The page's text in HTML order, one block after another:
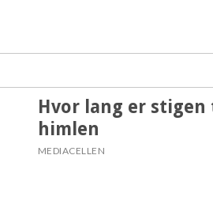
Hvor lang er stigen
himlen
MEDIACELLEN